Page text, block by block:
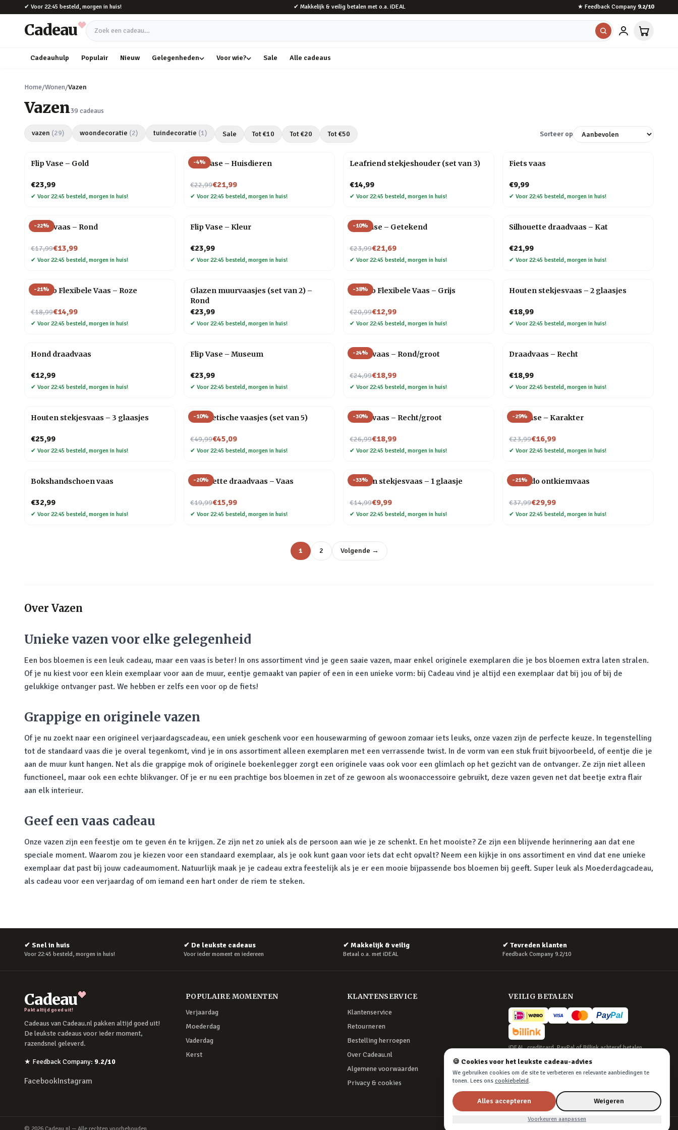
Naar hoofdinhoud
✔ Voor 22:45 besteld, morgen in huis! ✔ Makkelijk & veilig betalen met o.a. iDEAL ★ Feedback Company 9.2/10
Cadeau Zoek een cadeau
Cadeauhulp Populair Nieuw Gelegenheden Voor wie? Sale Alle cadeaus
Home/Wonen/Vazen
Vazen39 cadeaus
vazen (29) woondecoratie (2) tuindecoratie (1) Sale Tot €10 Tot €20 Tot €50 Sorteer op
Flip Vase – Gold
€23,99
✔ Voor 22:45 besteld, morgen in huis!
-4%
Flip Vase – Huisdieren
€22,99
Nu voor€21,99
✔ Voor 22:45 besteld, morgen in huis!
Leafriend stekjeshouder (set van 3)
€14,99
✔ Voor 22:45 besteld, morgen in huis!
Fiets vaas
€9,99
✔ Voor 22:45 besteld, morgen in huis!
-22%
Draadvaas – Rond
€17,99
Nu voor€13,99
✔ Voor 22:45 besteld, morgen in huis!
Flip Vase – Kleur
€23,99
✔ Voor 22:45 besteld, morgen in huis!
-10%
Flip Vase – Getekend
€23,99
Nu voor€21,69
✔ Voor 22:45 besteld, morgen in huis!
Silhouette draadvaas – Kat
€21,99
✔ Voor 22:45 besteld, morgen in huis!
-21%
Florino Flexibele Vaas – Roze
€18,99
Nu voor€14,99
✔ Voor 22:45 besteld, morgen in huis!
Glazen muurvaasjes (set van 2) –
Rond
€23,99
✔ Voor 22:45 besteld, morgen in huis!
-38%
Florino Flexibele Vaas – Grijs
€20,99
Nu voor€12,99
✔ Voor 22:45 besteld, morgen in huis!
Houten stekjesvaas – 2 glaasjes
€18,99
✔ Voor 22:45 besteld, morgen in huis!
Hond draadvaas
€12,99
✔ Voor 22:45 besteld, morgen in huis!
Flip Vase – Museum
€23,99
✔ Voor 22:45 besteld, morgen in huis!
-24%
Draadvaas – Rond/groot
€24,99
Nu voor€18,99
✔ Voor 22:45 besteld, morgen in huis!
Draadvaas – Recht
€18,99
✔ Voor 22:45 besteld, morgen in huis!
Houten stekjesvaas – 3 glaasjes
€25,99
✔ Voor 22:45 besteld, morgen in huis!
-10%
Magnetische vaasjes (set van 5)
€49,99
Nu voor€45,09
✔ Voor 22:45 besteld, morgen in huis!
-30%
Draadvaas – Recht/groot
€26,99
Nu voor€18,99
✔ Voor 22:45 besteld, morgen in huis!
-29%
Flip Vase – Karakter
€23,99
Nu voor€16,99
✔ Voor 22:45 besteld, morgen in huis!
Bokshandschoen vaas
€32,99
✔ Voor 22:45 besteld, morgen in huis!
-20%
Silhouette draadvaas – Vaas
€19,99
Nu voor€15,99
✔ Voor 22:45 besteld, morgen in huis!
-33%
Houten stekjesvaas – 1 glaasje
€14,99
Nu voor€9,99
✔ Voor 22:45 besteld, morgen in huis!
-21%
Avocado ontkiemvaas
€37,99
Nu voor€29,99
✔ Voor 22:45 besteld, morgen in huis!
1 2 Volgende →
Over Vazen
Unieke vazen voor elke gelegenheid
Een bos bloemen is een leuk cadeau, maar een vaas is beter! In ons assortiment vind je geen saaie vazen, maar enkel originele exemplaren die je bos bloemen extra laten stralen.
Of je nu kiest voor een klein exemplaar voor aan de muur, eentje gemaakt van papier of een in een unieke vorm: bij Cadeau vind je altijd een exemplaar dat bij jou of bij de
gelukkige ontvanger past. We hebben er zelfs een voor op de fiets!
Grappige en originele vazen
Of je nu zoekt naar een origineel verjaardagscadeau, een uniek geschenk voor een housewarming of gewoon zomaar iets leuks, onze vazen zijn de perfecte keuze. In tegenstelling
tot de standaard vaas die je overal tegenkomt, vind je in ons assortiment alleen exemplaren met een verrassende twist. In de vorm van een stuk fruit bijvoorbeeld, of eentje die je
aan de muur kunt hangen. Net als die grappige mok of originele boekenlegger zorgt een originele vaas ook voor een glimlach op het gezicht van de ontvanger. Ze zijn niet alleen
functioneel, maar ook een echte blikvanger. Of je er nu een prachtige bos bloemen in zet of ze gewoon als woonaccessoire gebruikt, deze vazen geven net dat beetje extra flair
aan elk interieur.
Geef een vaas cadeau
Onze vazen zijn een feestje om te geven én te krijgen. Ze zijn net zo uniek als de persoon aan wie je ze schenkt. En het mooiste? Ze zijn een blijvende herinnering aan dat ene
speciale moment. Waarom zou je kiezen voor een standaard exemplaar, als je ook kunt gaan voor iets dat echt opvalt? Neem een kijkje in ons assortiment en vind dat ene unieke
exemplaar dat past bij jouw cadeaumoment. Natuurlijk maak je je cadeau extra feestelijk als je er een mooie bijpassende bos bloemen bij geeft. Super leuk als Moederdagcadeau,
als cadeau voor een verjaardag of om iemand een hart onder de riem te steken.
✔ Snel in huis
Voor 22:45 besteld, morgen in huis!
✔ De leukste cadeaus
Voor ieder moment en iedereen
✔ Makkelijk & veilig
Betaal o.a. met iDEAL
✔ Tevreden klanten
Feedback Company 9.2/10
Cadeau
Pakt altijd goed uit!
Cadeaus van Cadeau.nl pakken altijd goed uit!
De leukste cadeaus voor ieder moment,
razendsnel geleverd.
★ Feedback Company: 9.2/10
FacebookInstagram
POPULAIRE MOMENTEN
Verjaardag
Moederdag
Vaderdag
Kerst
KLANTENSERVICE
Klantenservice
Retourneren
Bestelling herroepen
Over Cadeau.nl
Algemene voorwaarden
Privacy & cookies
VEILIG BETALEN
iDEAL, creditcard, PayPal of Billink achteraf betalen
BEZORGING
Voor 22:45 besteld, morgen in huis. Tot 365
dagen retourneren.
🍪 Cookies voor het leukste cadeau-advies
We gebruiken cookies om de site te verbeteren en relevante aanbiedingen te
tonen. Lees ons cookiebeleid.
Alles accepteren Weigeren
Voorkeuren aanpassen